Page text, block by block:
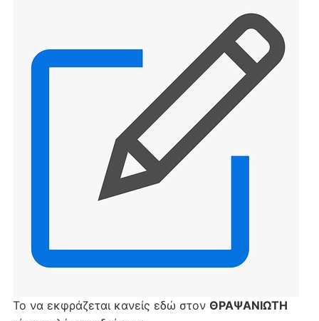
Το να εκφράζεται κανείς εδώ στον ΘΡΑΨΑΝΙΩΤΗ